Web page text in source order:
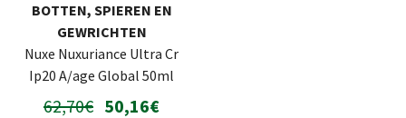
BOTTEN, SPIEREN EN
GEWRICHTEN
Nuxe Nuxuriance Ultra Cr
Ip20 A/age Global 50ml
62,70€ 50,16€